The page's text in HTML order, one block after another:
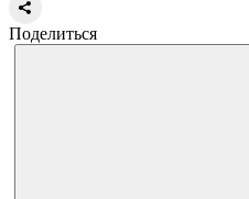
Поделиться